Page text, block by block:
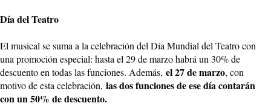
Día del Teatro
El musical se suma a la celebración del Día Mundial del Teatro con
una promoción especial: hasta el 29 de marzo habrá un 30% de
descuento en todas las funciones. Además, el 27 de marzo, con
motivo de esta celebración, las dos funciones de ese día contarán
con un 50% de descuento.